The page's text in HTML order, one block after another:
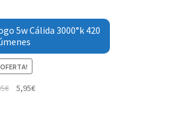
5w Cálida 3000°k 420
€ 5,95€